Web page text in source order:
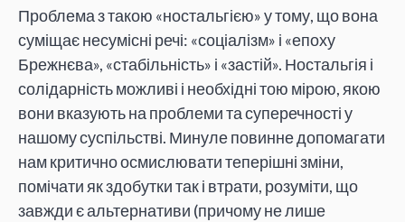
Проблема з такою «ностальгією» у тому, що вона
суміщає несумісні речі: «соціалізм» і «епоху
Брежнєва», «стабільність» і «застій». Ностальгія і
солідарність можливі і необхідні тою мірою, якою
вони вказують на проблеми та суперечності у
нашому суспільстві. Минуле повинне допомагати
нам критично осмислювати теперішні зміни,
помічати як здобутки так і втрати, розуміти, що
завжди є альтернативи (причому не лише